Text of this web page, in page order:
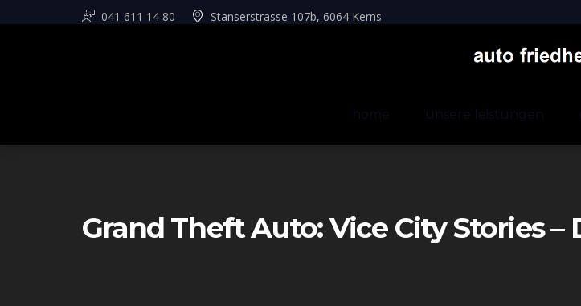
041 611 14 80 Stanserstrasse 107b, 6064 Kerns
home unsere leistungen
Grand Theft Auto: Vice City Stories